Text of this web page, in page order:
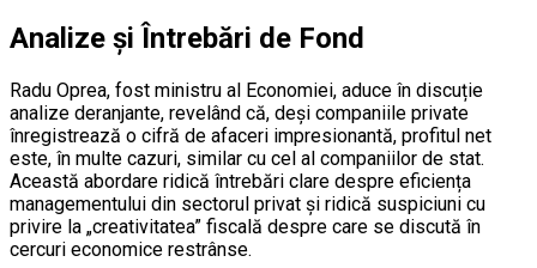
Analize și Întrebări de Fond
Radu Oprea, fost ministru al Economiei, aduce în discuție
analize deranjante, revelând că, deși companiile private
înregistrează o cifră de afaceri impresionantă, profitul net
este, în multe cazuri, similar cu cel al companiilor de stat.
Această abordare ridică întrebări clare despre eficiența
managementului din sectorul privat și ridică suspiciuni cu
privire la „creativitatea” fiscală despre care se discută în
cercuri economice restrânse.